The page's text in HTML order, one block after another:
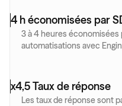
4 h économisées par
3 à 4 heures économisées
automatisations avec
x4,5 Taux de réponse
Les taux de réponse sont